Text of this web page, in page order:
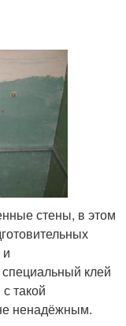
стены, в этом
клей
такой
ненадёжным.